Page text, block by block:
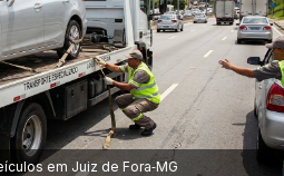
em Juiz de Fora‑MG